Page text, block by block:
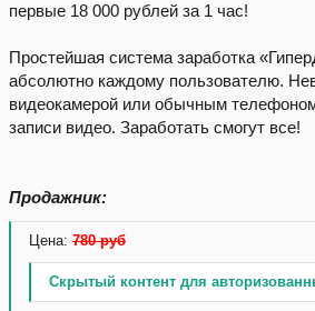
первые 18 000 рублей за 1 час!
Простейшая система заработка
абсолютно каждому пользователю.
видеокамерой или обычным
записи видео. Заработать смогут все!
Продажник:
Цена: 780 руб
Скрытый контент для